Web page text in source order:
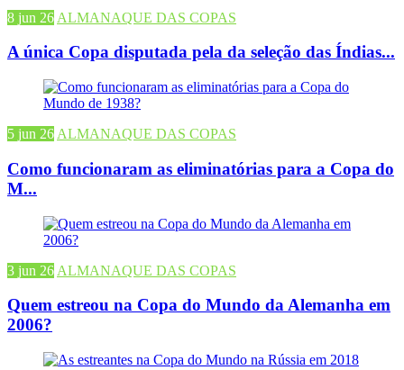
8 jun 26 ALMANAQUE DAS COPAS
A única Copa disputada pela da seleção das Índias...
5 jun 26 ALMANAQUE DAS COPAS
Como funcionaram as eliminatórias para a Copa do
M...
3 jun 26 ALMANAQUE DAS COPAS
Quem estreou na Copa do Mundo da Alemanha em
2006?